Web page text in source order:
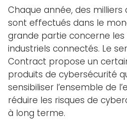
Chaque année, des milliers
sont effectués dans le
grande partie concerne
industriels connectés. Le
Contract propose un
produits de cybersécurité
sensibiliser l’ensemble de
réduire les risques de
à long terme.